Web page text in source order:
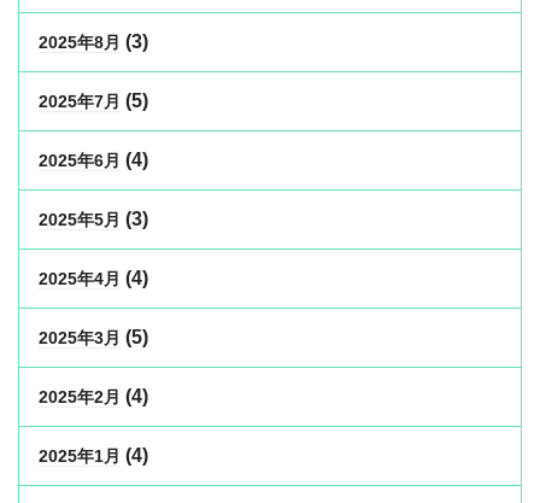
2025年8月 (3)
2025年7月 (5)
2025年6月 (4)
2025年5月 (3)
2025年4月 (4)
2025年3月 (5)
2025年2月 (4)
2025年1月 (4)